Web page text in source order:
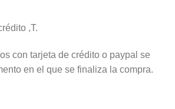
,T.
con tarjeta de crédito o paypal se
en el que se finaliza la compra.